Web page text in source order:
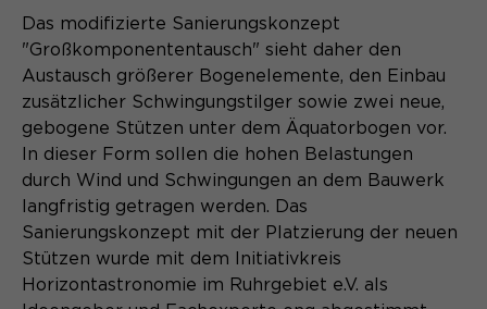
Name cookie_optin
Anbieter Sgalinski
Laufzeit 1 Monat
Speichert den Zustimmungsstatus des
aktuellen Domäne.
Das modifizierte Sanierungskonzept
"Großkomponententausch" sieht daher den
Austausch größerer Bogenelemente, den Einbau
zusätzlicher Schwingungstilger sowie zwei neue,
gebogene Stützen unter dem Äquatorbogen vor.
In dieser Form sollen die hohen Belastungen
durch Wind und Schwingungen an dem Bauwerk
langfristig getragen werden. Das
Sanierungskonzept mit der Platzierung der neuen
Stützen wurde mit dem Initiativkreis
Horizontastronomie im Ruhrgebiet e.V. als